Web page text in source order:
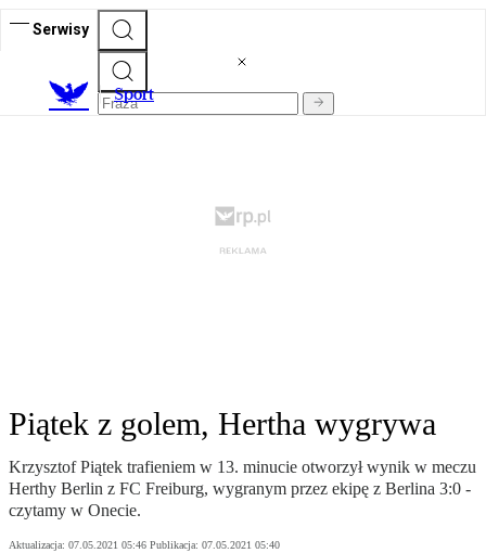
Serwisy
Sport
Piątek z golem, Hertha wygrywa
Krzysztof Piątek trafieniem w 13. minucie otworzył wynik w meczu
Herthy Berlin z FC Freiburg, wygranym przez ekipę z Berlina 3:0 -
czytamy w Onecie.
Aktualizacja: 07.05.2021 05:46 Publikacja: 07.05.2021 05:40